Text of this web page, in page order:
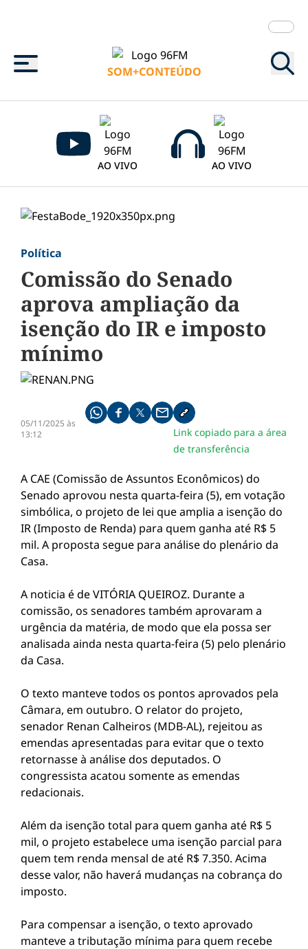
Menu
SOM+CONTEÚDO
AO VIVO AO VIVO
Política
Comissão do Senado
aprova ampliação da
isenção do IR e imposto
mínimo
05/11/2025 às
13:12
Compartilhe pelo whatsapp
Compartilhar no facebook
Compartilhar no twitter
Compartilhe pelo email
Copiar link da notícia
Link copiado para a área
de transferência
A CAE (Comissão de Assuntos Econômicos) do
Senado aprovou nesta quarta-feira (5), em votação
simbólica, o projeto de lei que amplia a isenção do
IR (Imposto de Renda) para quem ganha até R$ 5
mil. A proposta segue para análise do plenário da
Casa.
A noticia é de VITÓRIA QUEIROZ. Durante a
comissão, os senadores também aprovaram a
urgência da matéria, de modo que ela possa ser
analisada ainda nesta quarta-feira (5) pelo plenário
da Casa.
O texto manteve todos os pontos aprovados pela
Câmara, em outubro. O relator do projeto,
senador Renan Calheiros (MDB-AL), rejeitou as
emendas apresentadas para evitar que o texto
retornasse à análise dos deputados. O
congressista acatou somente as emendas
redacionais.
Além da isenção total para quem ganha até R$ 5
mil, o projeto estabelece uma isenção parcial para
quem tem renda mensal de até R$ 7.350. Acima
desse valor, não haverá mudanças na cobrança do
imposto.
Para compensar a isenção, o texto aprovado
manteve a tributação mínima para quem recebe